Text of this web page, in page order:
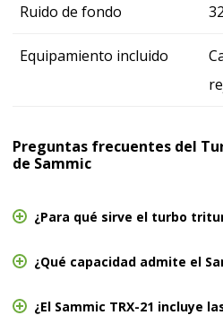
Ruido de fondo
Equipamiento incluido
Preguntas frecuentes del
de Sammic
¿Para qué sirve el turbo
¿Qué capacidad admite el
¿El Sammic TRX-21 incluye